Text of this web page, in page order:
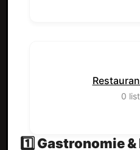
0
1️⃣ Gastronomie